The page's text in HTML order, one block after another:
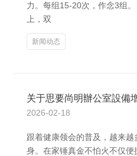
力。每组15-20次，作念3组
上，双
新闻动态
关于思要尚明辦公室設備
2026-02-18
跟着健康领会的普及，越来
身。在家锤真金不怕火不仅